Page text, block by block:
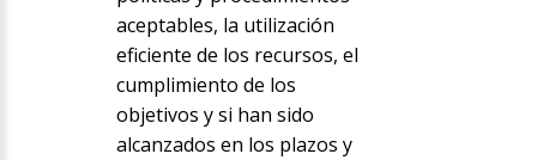
aceptables, la utilización
eficiente de los recursos, el
cumplimiento de los
objetivos y si han sido
alcanzados en los plazos y